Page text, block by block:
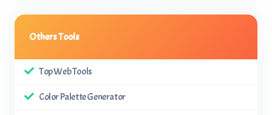
Others Tools
Top Web Tools
Color Palette Generator